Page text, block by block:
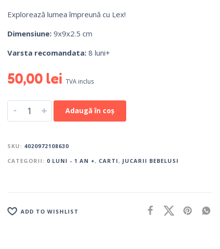
Explorează lumea împreună cu Lex!
Dimensiune: 9x9x2.5 cm
Varsta recomandata: 8 luni+
50,00 lei TVA inclus
- + Adaugă în coș
SKU: 4020972108630
CATEGORII: 0 LUNI - 1 AN +, CARTI, JUCARII BEBELUSI
ADD TO WISHLIST